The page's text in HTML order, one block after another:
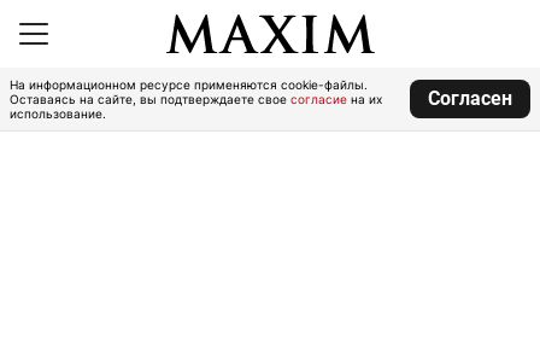
На информационном ресурсе применяются cookie-файлы.
Оставаясь на сайте, вы подтверждаете свое согласие на их
использование.
Согласен